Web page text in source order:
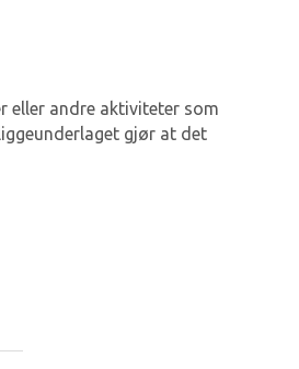
eller andre aktiviteter som
gjør at det